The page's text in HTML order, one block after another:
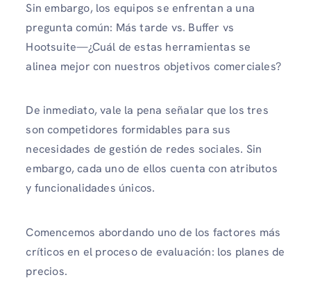
Sin embargo, los equipos se enfrentan a una
pregunta común: Más tarde vs. Buffer vs
Hootsuite—¿Cuál de estas herramientas se
alinea mejor con nuestros objetivos comerciales?
De inmediato, vale la pena señalar que los tres
son competidores formidables para sus
necesidades de gestión de redes sociales. Sin
embargo, cada uno de ellos cuenta con atributos
y funcionalidades únicos.
Comencemos abordando uno de los factores más
críticos en el proceso de evaluación: los planes de
precios.